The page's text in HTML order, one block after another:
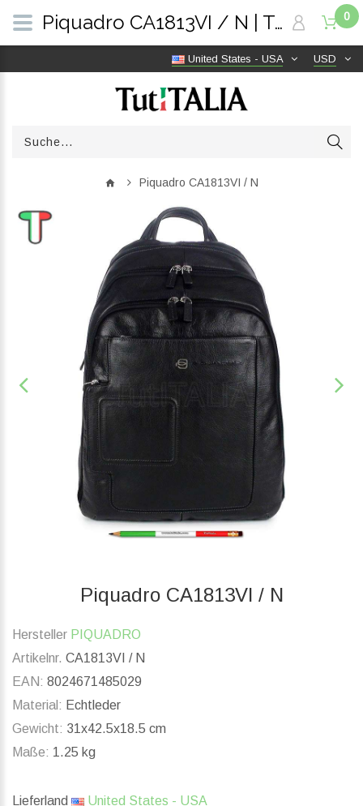
USD
United States - USA
0
Piquadro CA1813VI / N
Piquadro CA1813VI / N
Hersteller PIQUADRO
Artikelnr. CA1813VI / N
EAN: 8024671485029
Material: Echtleder
Gewicht: 31x42.5x18.5 cm
Maße: 1.25 kg
Lieferland United States - USA
Piquadro CA1813VI / N | TutITALIA